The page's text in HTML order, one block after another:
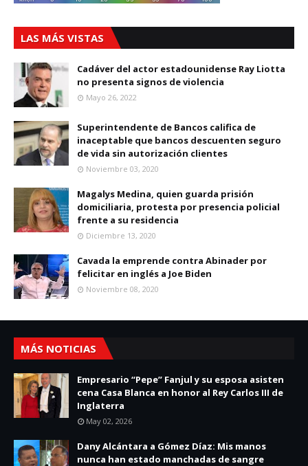
LAS MÁS VISTAS
Cadáver del actor estadounidense Ray Liotta
no presenta signos de violencia
Mayo 26, 2022
Superintendente de Bancos califica de
inaceptable que bancos descuenten seguro
de vida sin autorización clientes
Noviembre 03, 2020
Magalys Medina, quien guarda prisión
domiciliaria, protesta por presencia policial
frente a su residencia
Diciembre 13, 2020
Cavada la emprende contra Abinader por
felicitar en inglés a Joe Biden
Noviembre 08, 2020
MÁS NOTICIAS
Empresario “Pepe” Fanjul y su esposa asisten
cena Casa Blanca en honor al Rey Carlos III de
Inglaterra
May 02, 2026
Dany Alcántara a Gómez Díaz: Mis manos
nunca han estado manchadas de sangre